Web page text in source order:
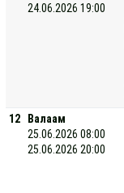
24.06.2026 19:00
12
Валаам
25.06.2026 08:00
25.06.2026 20:00